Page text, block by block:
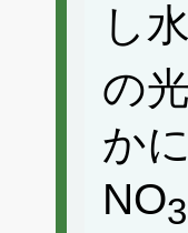
し
の
か
NO3